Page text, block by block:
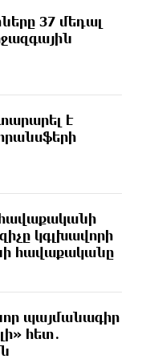
են մաքրման
է Էտնա
է զոհերի ու
տրանսֆերի
Cherokee»-ն և
օգտագործել
37 մեդալ
է
կգլխավորի
հավաքականը
պայմանագիր
հետ․